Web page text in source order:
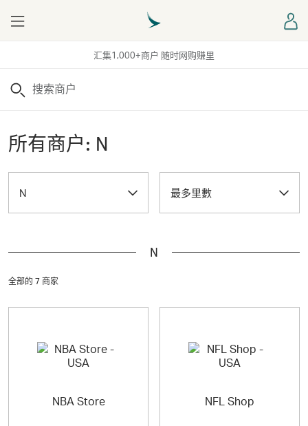
汇集1,000+商户 随时网购赚里
Menu
搜索
所有商户: N
N 最多里數
N
全部的 7 商家
NBA Store NFL Shop